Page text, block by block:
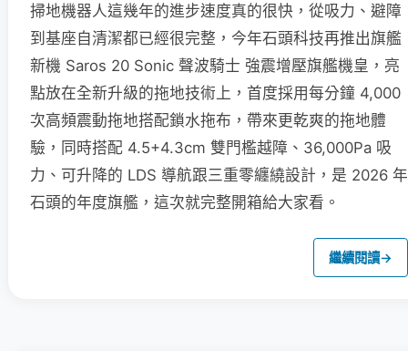
掃地機器人這幾年的進步速度真的很快，從吸力、避障
到基座自清潔都已經很完整，今年石頭科技再推出旗艦
新機 Saros 20 Sonic 聲波騎士 強震增壓旗艦機皇，亮
點放在全新升級的拖地技術上，首度採用每分鐘 4,000
次高頻震動拖地搭配鎖水拖布，帶來更乾爽的拖地體
驗，同時搭配 4.5+4.3cm 雙門檻越障、36,000Pa 吸
力、可升降的 LDS 導航跟三重零纏繞設計，是 2026 年
石頭的年度旗艦，這次就完整開箱給大家看。
繼續閱讀→